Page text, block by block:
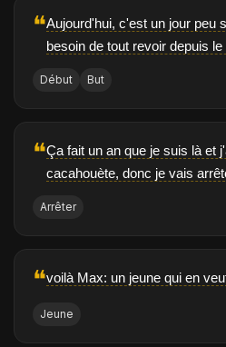
❝Aujourd'hui, c'est un jour peu
besoin de tout revoir depuis
Début But
❝Ça fait un an que je suis là et
cacahouète, donc je vais
Arrêter
❝voilà Max: un jeune qui en
Jeune